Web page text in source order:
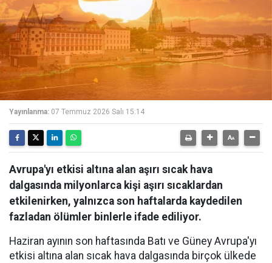
Yayınlanma: 07 Temmuz 2026 Salı 15:14
Avrupa'yı etkisi altına alan aşırı sıcak hava
dalgasında milyonlarca kişi aşırı sıcaklardan
etkilenirken, yalnızca son haftalarda kaydedilen
fazladan ölümler binlerle ifade ediliyor.
Haziran ayının son haftasında Batı ve Güney Avrupa'yı
etkisi altına alan sıcak hava dalgasında birçok ülkede